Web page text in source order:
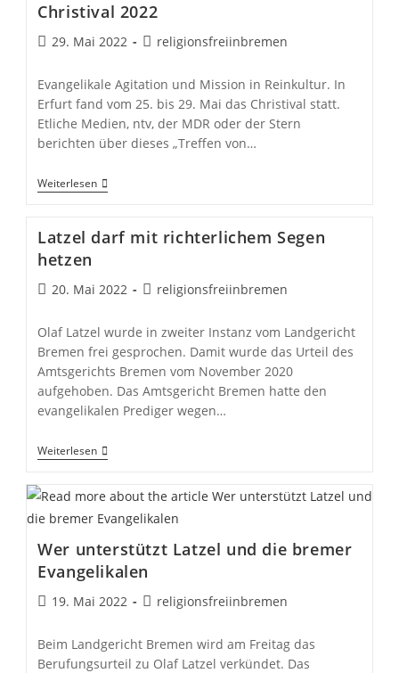
Christival 2022
Beitrag
29. Mai 2022
Beitrags-
religionsfreiinbremen
Evangelikale Agitation und Mission in Reinkultur. In
Erfurt fand vom 25. bis 29. Mai das Christival statt.
Etliche Medien, ntv, der MDR oder der Stern
berichten über dieses „Treffen von…
WeiterlesenChristival
2022
Latzel darf mit richterlichem Segen
hetzen
Beitrag
20. Mai 2022
Beitrags-
religionsfreiinbremen
Olaf Latzel wurde in zweiter Instanz vom Landgericht
Bremen frei gesprochen. Damit wurde das Urteil des
Amtsgerichts Bremen vom November 2020
aufgehoben. Das Amtsgericht Bremen hatte den
evangelikalen Prediger wegen…
WeiterlesenLatzel
Darf
Richterlichem
Hetzen
Wer unterstützt Latzel und die bremer
Evangelikalen
Beitrag
19. Mai 2022
Beitrags-
religionsfreiinbremen
Beim Landgericht Bremen wird am Freitag das
Berufungsurteil zu Olaf Latzel verkündet. Das